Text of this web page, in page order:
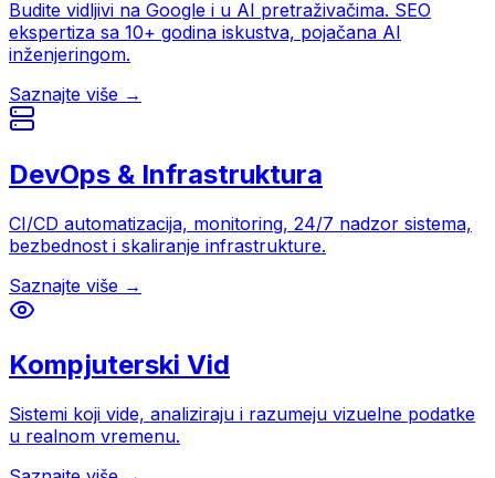
Budite vidljivi na Google i u AI pretraživačima. SEO
ekspertiza sa 10+ godina iskustva, pojačana AI
inženjeringom.
Saznajte više →
DevOps & Infrastruktura
CI/CD automatizacija, monitoring, 24/7 nadzor sistema,
bezbednost i skaliranje infrastrukture.
Saznajte više →
Kompjuterski Vid
Sistemi koji vide, analiziraju i razumeju vizuelne podatke
u realnom vremenu.